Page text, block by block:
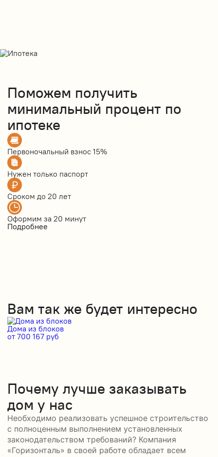
Поможем получить
минимальный процент по
ипотеке
Первоночальный взнос 15%
Нужен только паспорт
Сроком до 20 лет
Оформим за 20 минут
Подробнее
Вам так же будет интересно
Дома из блоков
от 700 167 руб
Почему лучше заказывать
дом у нас
Необходимо реализовать успешное строительство
с полноценным выполнением установленных
законодательством требований? Компания
«Горизонталь» в своей работе обладает всем